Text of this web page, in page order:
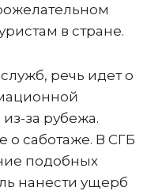
в стране.
речь идет о
за рубежа.
о саботаже. В СГБ
подобных
нанести ущерб